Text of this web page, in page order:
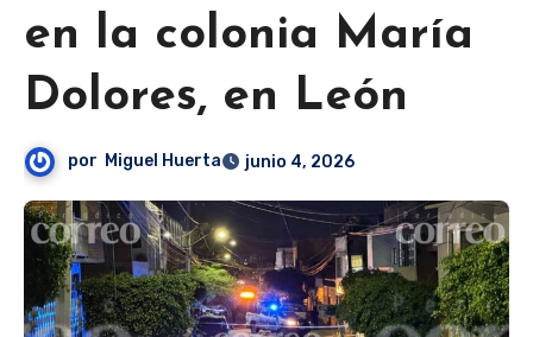
en la colonia María
Dolores, en León
por Miguel Huerta junio 4, 2026